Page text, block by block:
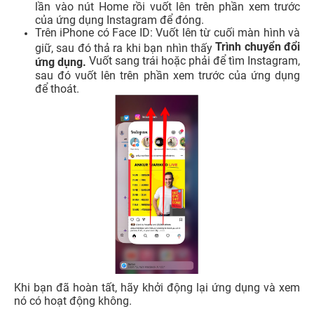
lần vào nút Home rồi vuốt lên trên phần xem trước
của ứng dụng Instagram để đóng.
Trên iPhone có Face ID: Vuốt lên từ cuối màn hình và
giữ, sau đó thả ra khi bạn nhìn thấyTrình chuyển đổi
ứng dụng. Vuốt sang trái hoặc phải để tìm Instagram,
sau đó vuốt lên trên phần xem trước của ứng dụng
để thoát.
Khi bạn đã hoàn tất, hãy khởi động lại ứng dụng và xem
nó có hoạt động không.